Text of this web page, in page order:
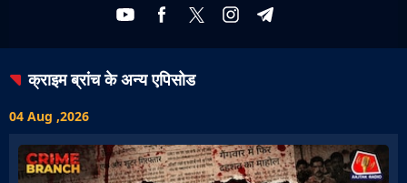
क्राइम ब्रांचके अन्य एपिसोड
04 Aug ,2026